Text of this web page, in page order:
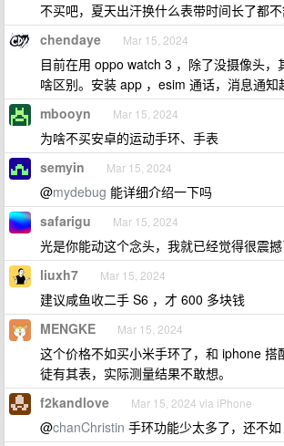
不买吧，夏天出汗换什么表带时间长了都
chendaye Mar 15, 2024
目前在用 oppo watch 3 ，除了没摄像头，
啥区别。安装 app ，esim 通话，消息通
mbooyn Mar 15, 2024
为啥不买安卓的运动手环、手表
semyin Mar 15, 2024
@mydebug 能详细介绍一下吗
safarigu Mar 15, 2024
光是你能动这个念头，我就已经觉得很震
liuxh7 Mar 15, 2024
建议咸鱼收二手 S6 ，才 600 多块钱
MENGKE Mar 15, 2024
这个价格不如买小米手环了，和 iphone 搭
徒有其表，实际测量结果不敢想。
f2kandlove Mar 15, 2024 via iPhone
@chanChristin 手环功能少太多了，还不